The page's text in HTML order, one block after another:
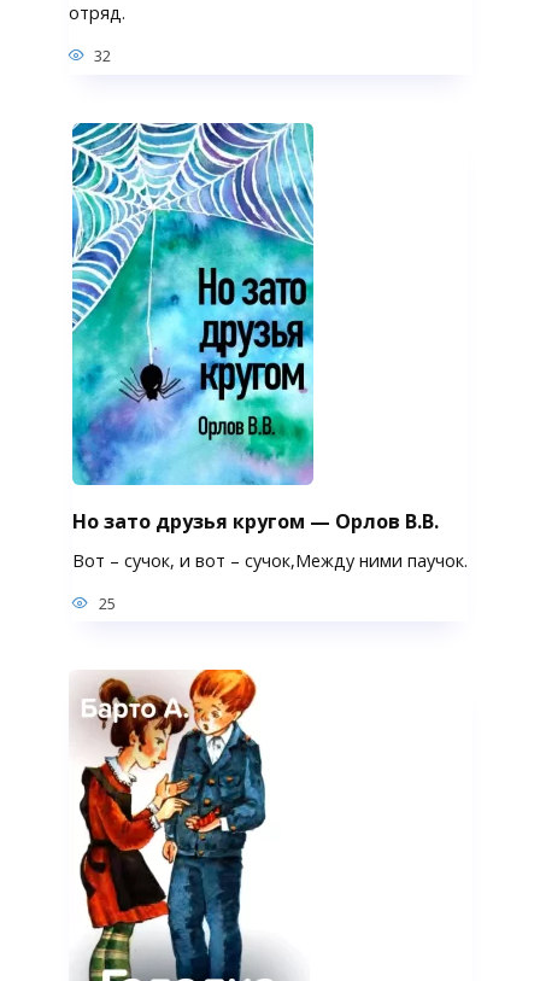
отряд.
32
Но зато друзья кругом — Орлов В.В.
Вот – сучок, и вот – сучок,Между ними паучок.
25